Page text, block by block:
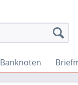
Banknoten